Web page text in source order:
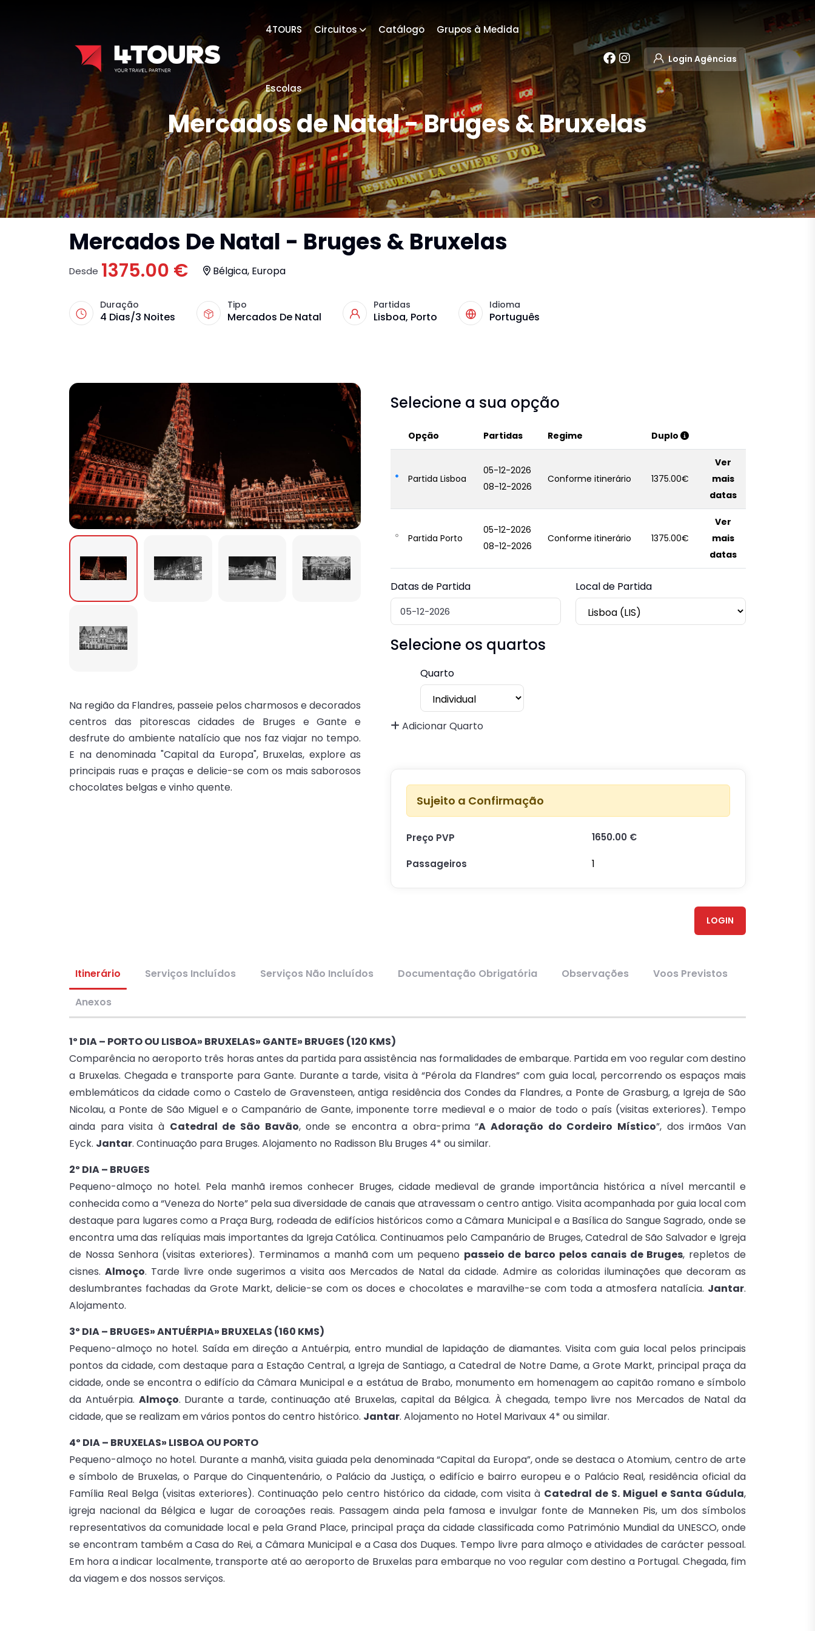
4TOURS Circuitos Catálogo Grupos à Medida
Escolas
Login Agências
Mercados de Natal - Bruges & Bruxelas
Mercados De Natal - Bruges & Bruxelas
Desde 1375.00 € Bélgica, Europa
Duração
4 Dias/3 Noites
Tipo
Mercados De Natal
Partidas
Lisboa, Porto
Idioma
Português
Na região da Flandres, passeie pelos charmosos e decorados
centros das pitorescas cidades de Bruges e Gante e
desfrute do ambiente natalício que nos faz viajar no tempo.
E na denominada "Capital da Europa", Bruxelas, explore as
principais ruas e praças e delicie-se com os mais saborosos
chocolates belgas e vinho quente.
Selecione a sua opção
Opção Partidas Regime Duplo
Partida Lisboa
05-12-2026
08-12-2026
Conforme itinerário 1375.00€
Ver
mais
datas
Partida Porto
05-12-2026
08-12-2026
Conforme itinerário 1375.00€
Ver
mais
datas
Datas de Partida Local de Partida
Selecione os quartos
Quarto
Adicionar Quarto
Sujeito a Confirmação
Preço PVP 1650.00 €
Passageiros 1
LOGIN
Itinerário Serviços Incluídos Serviços Não Incluídos Documentação Obrigatória Observações Voos Previstos
Anexos
1º DIA – PORTO OU LISBOA» BRUXELAS» GANTE» BRUGES (120 KMS)
Comparência no aeroporto três horas antes da partida para assistência nas formalidades de embarque. Partida em voo regular com destino
a Bruxelas. Chegada e transporte para Gante. Durante a tarde, visita à “Pérola da Flandres” com guia local, percorrendo os espaços mais
emblemáticos da cidade como o Castelo de Gravensteen, antiga residência dos Condes da Flandres, a Ponte de Grasburg, a Igreja de São
Nicolau, a Ponte de São Miguel e o Campanário de Gante, imponente torre medieval e o maior de todo o país (visitas exteriores). Tempo
ainda para visita à Catedral de São Bavão, onde se encontra a obra-prima “A Adoração do Cordeiro Místico”, dos irmãos Van
Eyck. Jantar. Continuação para Bruges. Alojamento no Radisson Blu Bruges 4* ou similar.
2º DIA – BRUGES
Pequeno-almoço no hotel. Pela manhã iremos conhecer Bruges, cidade medieval de grande importância histórica a nível mercantil e
conhecida como a “Veneza do Norte” pela sua diversidade de canais que atravessam o centro antigo. Visita acompanhada por guia local com
destaque para lugares como a Praça Burg, rodeada de edifícios históricos como a Câmara Municipal e a Basílica do Sangue Sagrado, onde se
encontra uma das relíquias mais importantes da Igreja Católica. Continuamos pelo Campanário de Bruges, Catedral de São Salvador e Igreja
de Nossa Senhora (visitas exteriores). Terminamos a manhã com um pequeno passeio de barco pelos canais de Bruges, repletos de
cisnes. Almoço. Tarde livre onde sugerimos a visita aos Mercados de Natal da cidade. Admire as coloridas iluminações que decoram as
deslumbrantes fachadas da Grote Markt, delicie-se com os doces e chocolates e maravilhe-se com toda a atmosfera natalícia. Jantar.
Alojamento.
3º DIA – BRUGES» ANTUÉRPIA» BRUXELAS (160 KMS)
Pequeno-almoço no hotel. Saída em direção a Antuérpia, entro mundial de lapidação de diamantes. Visita com guia local pelos principais
pontos da cidade, com destaque para a Estação Central, a Igreja de Santiago, a Catedral de Notre Dame, a Grote Markt, principal praça da
cidade, onde se encontra o edifício da Câmara Municipal e a estátua de Brabo, monumento em homenagem ao capitão romano e símbolo
da Antuérpia. Almoço. Durante a tarde, continuação até Bruxelas, capital da Bélgica. À chegada, tempo livre nos Mercados de Natal da
cidade, que se realizam em vários pontos do centro histórico. Jantar. Alojamento no Hotel Marivaux 4* ou similar.
4º DIA – BRUXELAS» LISBOA OU PORTO
Pequeno-almoço no hotel. Durante a manhã, visita guiada pela denominada “Capital da Europa”, onde se destaca o Atomium, centro de arte
e símbolo de Bruxelas, o Parque do Cinquentenário, o Palácio da Justiça, o edifício e bairro europeu e o Palácio Real, residência oficial da
Família Real Belga (visitas exteriores). Continuação pelo centro histórico da cidade, com visita à Catedral de S. Miguel e Santa Gúdula,
igreja nacional da Bélgica e lugar de coroações reais. Passagem ainda pela famosa e invulgar fonte de Manneken Pis, um dos símbolos
representativos da comunidade local e pela Grand Place, principal praça da cidade classificada como Património Mundial da UNESCO, onde
se encontram também a Casa do Rei, a Câmara Municipal e a Casa dos Duques. Tempo livre para almoço e atividades de carácter pessoal.
Em hora a indicar localmente, transporte até ao aeroporto de Bruxelas para embarque no voo regular com destino a Portugal. Chegada, fim
da viagem e dos nossos serviços.